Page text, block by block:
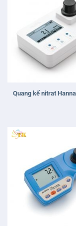
Quang kế nitrat